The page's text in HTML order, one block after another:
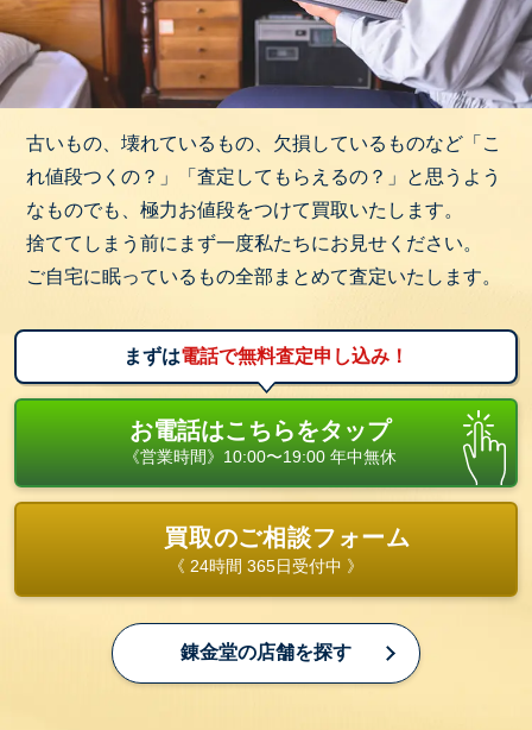
古いもの、壊れているもの、欠損しているものなど「こ
れ値段つくの？」「査定してもらえるの？」と思うよう
なものでも、極力お値段をつけて買取いたします。
捨ててしまう前にまず一度私たちにお見せください。
ご自宅に眠っているもの全部まとめて査定いたします。
まずは電話で無料査定申し込み！
お電話はこちらをタップ
《営業時間》10:00〜19:00 年中無休
買取のご相談フォーム
《 24時間 365日受付中 》
錬金堂の店舗を探す